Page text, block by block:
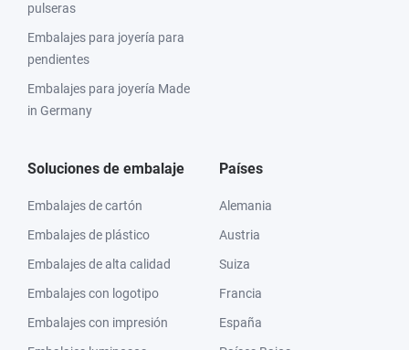
pulseras
Embalajes para joyería para
pendientes
Embalajes para joyería Made
in Germany
Soluciones de embalaje
Embalajes de cartón
Embalajes de plástico
Embalajes de alta calidad
Embalajes con logotipo
Embalajes con impresión
Países
Alemania
Austria
Suiza
Francia
España